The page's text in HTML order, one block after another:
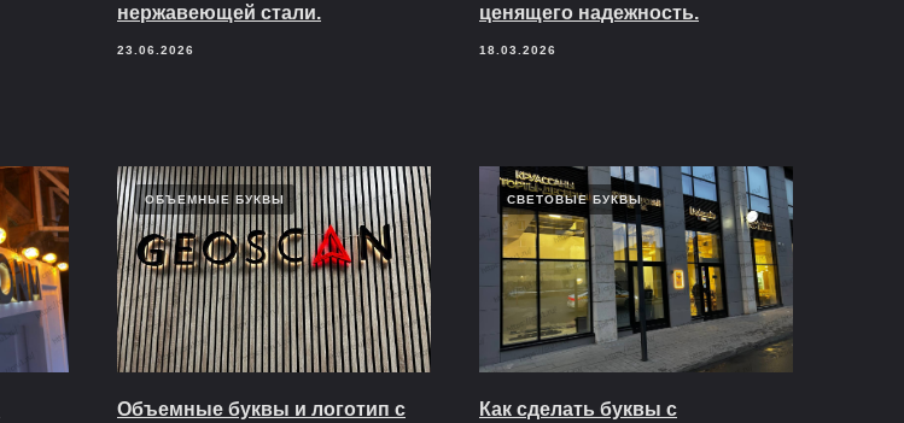
нержавеющей стали.
23.06.2026
ценящего надежность.
18.03.2026
ОБЪЕМНЫЕ БУКВЫ
Объемные буквы и логотип с
СВЕТОВЫЕ БУКВЫ
Как сделать буквы с